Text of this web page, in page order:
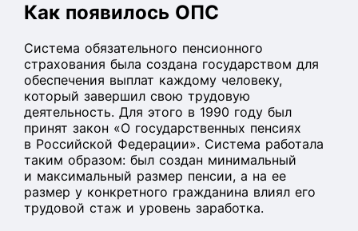
Как появилось ОПС
Система обязательного пенсионного
страхования была создана государством для
обеспечения выплат каждому человеку,
который завершил свою трудовую
деятельность. Для этого в 1990 году был
принят закон «О государственных пенсиях
в Российской Федерации». Система работала
таким образом: был создан минимальный
и максимальный размер пенсии, а на ее
размер у конкретного гражданина влиял его
трудовой стаж и уровень заработка.